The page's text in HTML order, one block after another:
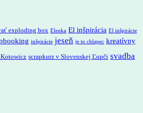
exploding box Elenka El inšpirácia El inšpirácie
inšpirácie jeseň je to chlapec kreatívny
Kotowicz scrapkurz v Slovenskej Ľupči svadba